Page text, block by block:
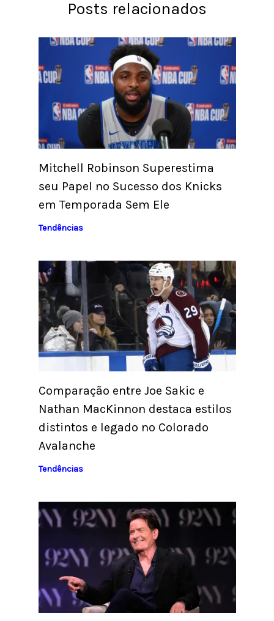
Posts relacionados
Mitchell Robinson Superestima
seu Papel no Sucesso dos Knicks
em Temporada Sem Ele
Tendências
Comparação entre Joe Sakic e
Nathan MacKinnon destaca estilos
distintos e legado no Colorado
Avalanche
Tendências